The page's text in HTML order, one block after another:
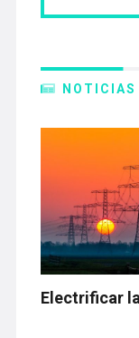
NOTICIAS
Electrificar